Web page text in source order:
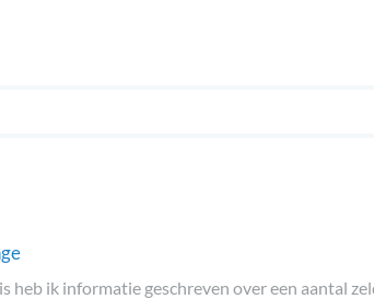
ik informatie geschreven over een aantal